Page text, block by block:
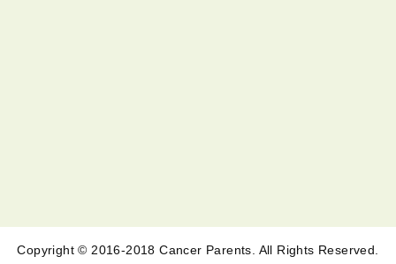
Copyright © 2016-2018 Cancer Parents. All Rights Reserved.